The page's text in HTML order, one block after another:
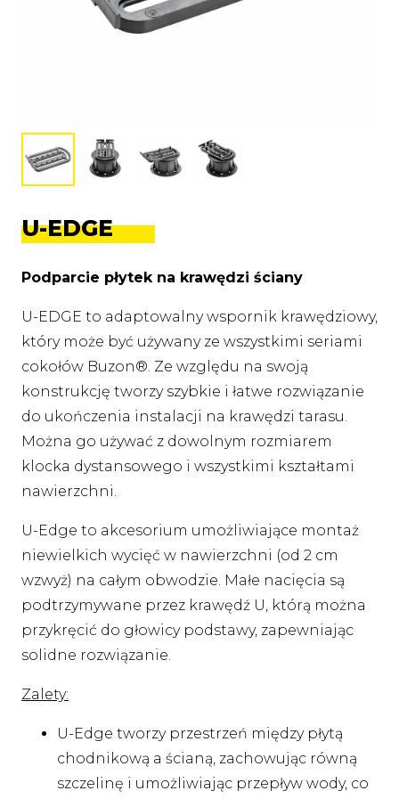
U-EDGE
Podparcie płytek na krawędzi ściany
U-EDGE to adaptowalny wspornik krawędziowy,
który może być używany ze wszystkimi seriami
cokołów Buzon®. Ze względu na swoją
konstrukcję tworzy szybkie i łatwe rozwiązanie
do ukończenia instalacji na krawędzi tarasu.
Można go używać z dowolnym rozmiarem
klocka dystansowego i wszystkimi kształtami
nawierzchni.
U-Edge to akcesorium umożliwiające montaż
niewielkich wycięć w nawierzchni (od 2 cm
wzwyż) na całym obwodzie. Małe nacięcia są
podtrzymywane przez krawędź U, którą można
przykręcić do głowicy podstawy, zapewniając
solidne rozwiązanie.
Zalety:
U-Edge tworzy przestrzeń między płytą
chodnikową a ścianą, zachowując równą
szczelinę i umożliwiając przepływ wody, co